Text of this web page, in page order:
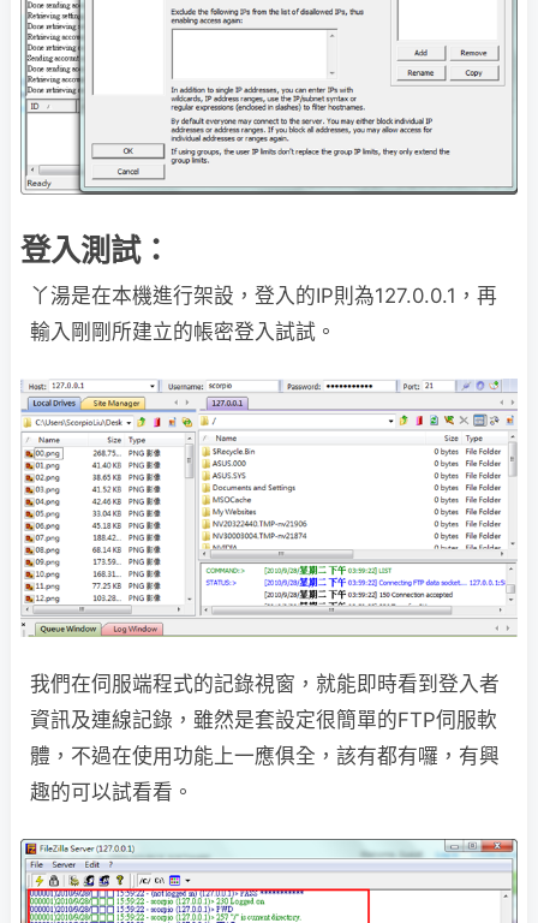
登入測試：
丫湯是在本機進行架設，登入的IP則為127.0.0.1，再
輸入剛剛所建立的帳密登入試試。
我們在伺服端程式的記錄視窗，就能即時看到登入者
資訊及連線記錄，雖然是套設定很簡單的FTP伺服軟
體，不過在使用功能上一應俱全，該有都有囉，有興
趣的可以試看看。